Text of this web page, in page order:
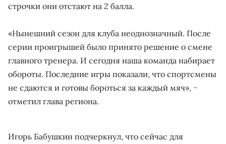
строчки они отстают на 2 балла.
«Нынешний сезон для клуба неоднозначный. После
серии проигрышей было принято решение о смене
главного тренера. И сегодня наша команда набирает
обороты. Последние игры показали, что спортсмены
не сдаются и готовы бороться за каждый мяч», −
отметил глава региона.
Игорь Бабушкин подчеркнул, что сейчас для